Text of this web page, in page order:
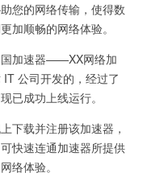
您的网络传输，使得数
加顺畅的网络体验。
加速器——XX网络加
公司开发的，经过了
已成功上线运行。
载并注册该加速器，
快速连通加速器所提供
络体验。